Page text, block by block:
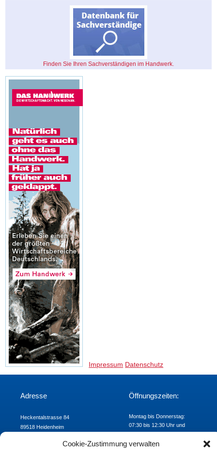
Cookie-Zustimmung verwalten
Finden Sie Ihren Sachverständigen im Handwerk.
Impressum Datenschutz
Adresse
Heckentalstrasse 84
89518 Heidenheim
Fax: 07321/9824-24
Öffnungszeiten:
Montag bis Donnerstag:
07:30 bis 12:30 Uhr und